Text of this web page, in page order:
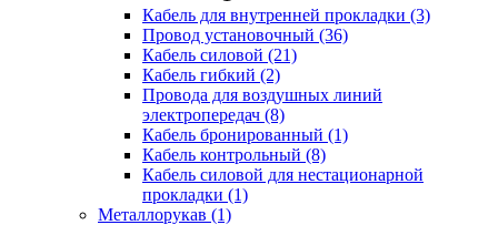
Кабель для внутренней прокладки (3)
Провод установочный (36)
Кабель силовой (21)
Кабель гибкий (2)
Провода для воздушных линий
электропередач (8)
Кабель бронированный (1)
Кабель контрольный (8)
Кабель силовой для нестационарной
прокладки (1)
Металлорукав (1)